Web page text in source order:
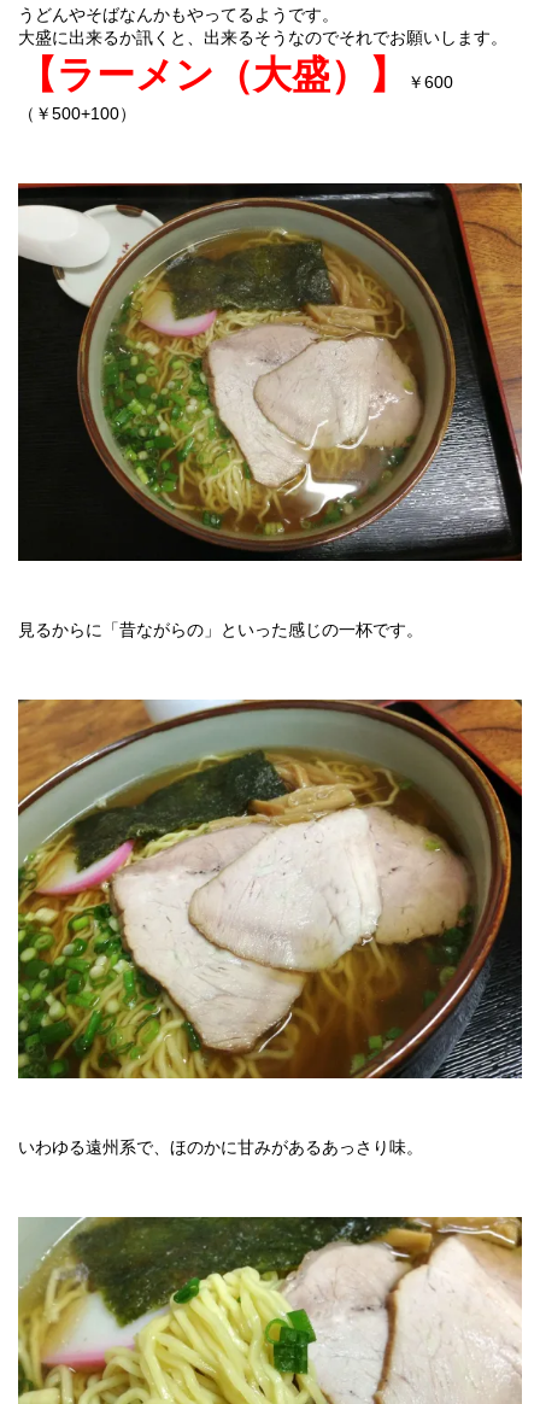
うどんやそばなんかもやってるようです。
大盛に出来るか訊くと、出来るそうなのでそれでお願いします。
【ラーメン（大盛）】
￥600
（￥500+100）
見るからに「昔ながらの」といった感じの一杯です。
いわゆる遠州系で、ほのかに甘みがあるあっさり味。